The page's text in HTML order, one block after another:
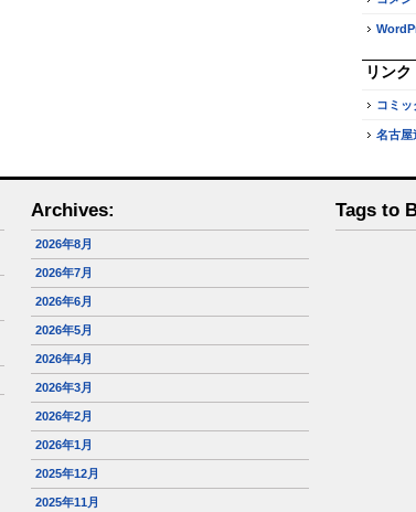
リンク
コミ
名古屋
Archives:
2026年8月
2026年7月
2026年6月
2026年5月
2026年4月
2026年3月
2026年2月
2026年1月
2025年12月
2025年11月
Tags to